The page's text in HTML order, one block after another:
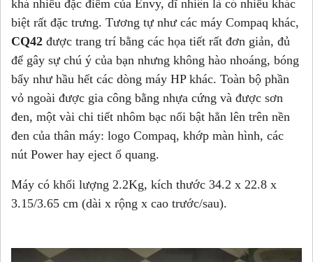
khá nhiều đặc điểm của Envy, dĩ nhiên là có nhiều khác
biệt rất đặc trưng. Tương tự như các máy Compaq khác,
CQ42 được trang trí bằng các họa tiết rất đơn giản, đủ
để gây sự chú ý của bạn nhưng không hào nhoáng, bóng
bẩy như hầu hết các dòng máy HP khác. Toàn bộ phần
vỏ ngoài được gia công bằng nhựa cứng và được sơn
đen, một vài chi tiết nhôm bạc nổi bật hẳn lên trên nền
đen của thân máy: logo Compaq, khớp màn hình, các
nút Power hay eject ổ quang.
Máy có khối lượng 2.2Kg, kích thước 34.2 x 22.8 x
3.15/3.65 cm (dài x rộng x cao trước/sau).